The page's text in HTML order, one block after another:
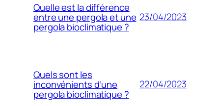
Quelle est la différence
entre une pergola et une
pergola bioclimatique ?
23/04/2023
Quels sont les
inconvénients d’une
pergola bioclimatique ?
22/04/2023